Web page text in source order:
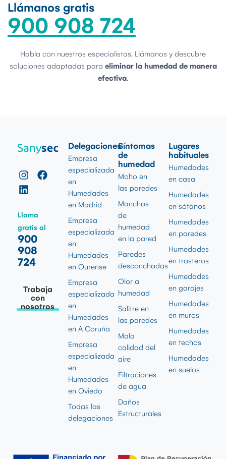
Llámanos gratis
900 908 724
Habla con nuestros especialistas. Llámanos y descubre
soluciones adaptadas para eliminar la humedad de manera
efectiva.
Llama
gratis al
900
908
724
Trabaja
con
nosotros
Delegaciones
Empresa
especializada
en
Humedades
en Madrid
Empresa
especializada
en
Humedades
en Ourense
Empresa
especializada
en
Humedades
en A Coruña
Empresa
especializada
en
Humedades
en Oviedo
Todas las
delegaciones
Síntomas
de
humedad
Moho en
las paredes
Manchas
de
humedad
en la pared
Paredes
desconchadas
Olor a
humedad
Salitre en
las paredes
Mala
calidad del
aire
Filtraciones
de agua
Daños
Estructurales
Lugares
habituales
Humedades
en casa
Humedades
en sótanos
Humedades
en paredes
Humedades
en trasteros
Humedades
en garajes
Humedades
en muros
Humedades
en techos
Humedades
en suelos